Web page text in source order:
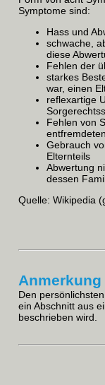
Symptome sind:
Hass und
schwache,
diese
Fehlen der
starkes
war, einen
reflexartige
Fehlen von
Gebrauch
Elternteils
Abwertung
dessen
Quelle: Wikipedia
Den
ein Abschnitt aus
beschrieben wird.